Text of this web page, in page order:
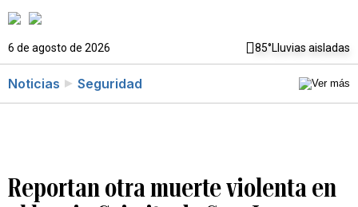
6 de agosto de 2026 85°Lluvias aisladas
Noticias Seguridad
Reportan otra muerte violenta en